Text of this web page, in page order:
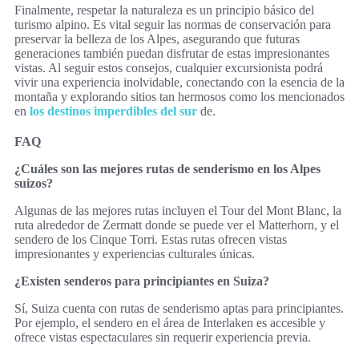
Finalmente, respetar la naturaleza es un principio básico del
turismo alpino. Es vital seguir las normas de conservación para
preservar la belleza de los Alpes, asegurando que futuras
generaciones también puedan disfrutar de estas impresionantes
vistas. Al seguir estos consejos, cualquier excursionista podrá
vivir una experiencia inolvidable, conectando con la esencia de la
montaña y explorando sitios tan hermosos como los mencionados
en los destinos imperdibles del sur de.
FAQ
¿Cuáles son las mejores rutas de senderismo en los Alpes
suizos?
Algunas de las mejores rutas incluyen el Tour del Mont Blanc, la
ruta alrededor de Zermatt donde se puede ver el Matterhorn, y el
sendero de los Cinque Torri. Estas rutas ofrecen vistas
impresionantes y experiencias culturales únicas.
¿Existen senderos para principiantes en Suiza?
Sí, Suiza cuenta con rutas de senderismo aptas para principiantes.
Por ejemplo, el sendero en el área de Interlaken es accesible y
ofrece vistas espectaculares sin requerir experiencia previa.